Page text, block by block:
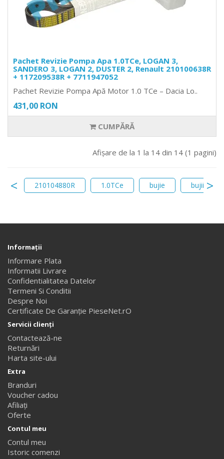
Pachet Revizie Pompa Apa 1.0TCe, LOGAN 3,
SANDERO 3, LOGAN 2, DUSTER 2, Renault 210100638R
+ 117209538R + 7711947052
Pachet Revizie Pompa Apă Motor 1.0 TCe – Dacia Lo..
431,00 RON
CUMPĂRĂ
Afişare de la 1 la 14 din 14 (1 pagini)
210104880R 1.0TCe bujie bujii
Informaţii
Informare Plata
Informatii Livrare
Confidentialitatea Datelor
Termeni Si Conditii
Despre Noi
Certificate De Garanție PieseNet.rO
Servicii clienţi
Contactează-ne
Returnări
Harta site-ului
Extra
Branduri
Voucher cadou
Afiliaţi
Oferte
Contul meu
Contul meu
Istoric comenzi